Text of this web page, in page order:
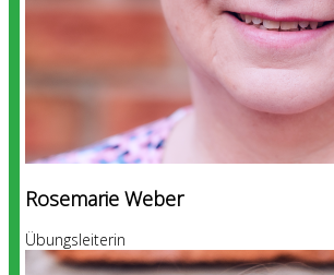
Rosemarie Weber
Übungsleiterin